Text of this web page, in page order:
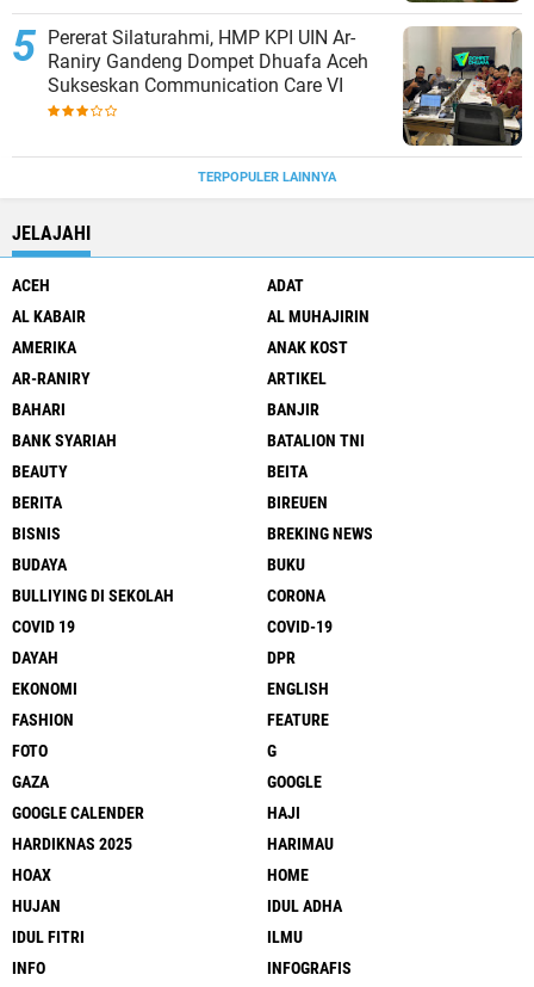
Pererat Silaturahmi, HMP KPI UIN Ar-
Raniry Gandeng Dompet Dhuafa Aceh
Sukseskan Communication Care VI
TERPOPULER LAINNYA
JELAJAHI
ACEH
ADAT
AL KABAIR
AL MUHAJIRIN
AMERIKA
ANAK KOST
AR-RANIRY
ARTIKEL
BAHARI
BANJIR
BANK SYARIAH
BATALION TNI
BEAUTY
BEITA
BERITA
BIREUEN
BISNIS
BREKING NEWS
BUDAYA
BUKU
BULLIYING DI SEKOLAH
CORONA
COVID 19
COVID-19
DAYAH
DPR
EKONOMI
ENGLISH
FASHION
FEATURE
FOTO
G
GAZA
GOOGLE
GOOGLE CALENDER
HAJI
HARDIKNAS 2025
HARIMAU
HOAX
HOME
HUJAN
IDUL ADHA
IDUL FITRI
ILMU
INFO
INFOGRAFIS